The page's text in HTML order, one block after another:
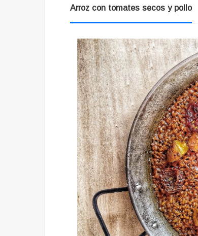
Arroz con tomates secos y pollo